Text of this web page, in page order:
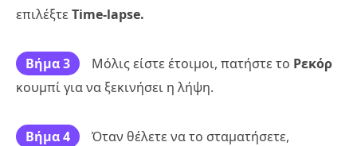
επιλέξτε Time-lapse.
Βήμα 3 Μόλις είστε έτοιμοι, πατήστε το Ρεκόρ
κουμπί για να ξεκινήσει η λήψη.
Βήμα 4
Όταν θέλετε να το σταματήσετε,